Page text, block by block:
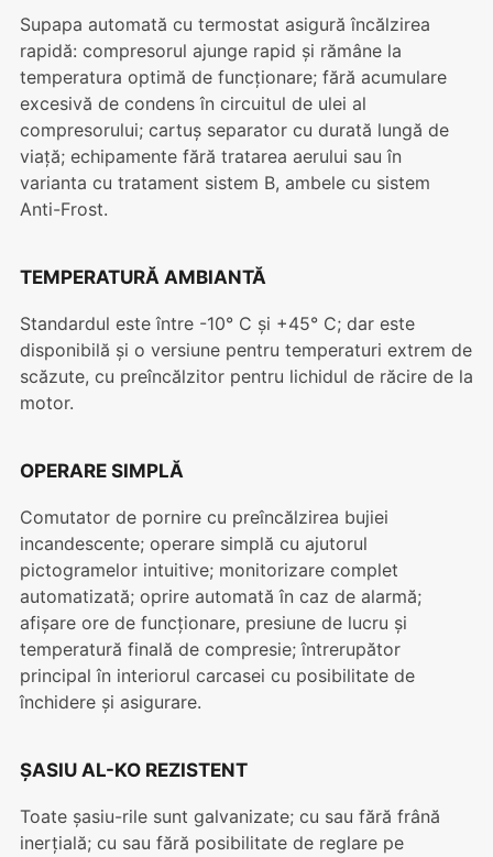
Supapa automată cu termostat asigură încălzirea
rapidă: compresorul ajunge rapid și rămâne la
temperatura optimă de funcționare; fără acumulare
excesivă de condens în circuitul de ulei al
compresorului; cartuș separator cu durată lungă de
viață; echipamente fără tratarea aerului sau în
varianta cu tratament sistem B, ambele cu sistem
Anti-Frost.
TEMPERATURĂ AMBIANTĂ
Standardul este între -10° C și +45° C; dar este
disponibilă și o versiune pentru temperaturi extrem de
scăzute, cu preîncălzitor pentru lichidul de răcire de la
motor.
OPERARE SIMPLĂ
Comutator de pornire cu preîncălzirea bujiei
incandescente; operare simplă cu ajutorul
pictogramelor intuitive; monitorizare complet
automatizată; oprire automată în caz de alarmă;
afișare ore de funcționare, presiune de lucru și
temperatură finală de compresie; întrerupător
principal în interiorul carcasei cu posibilitate de
închidere și asigurare.
ȘASIU AL-KO REZISTENT
Toate șasiu-rile sunt galvanizate; cu sau fără frână
inerțială; cu sau fără posibilitate de reglare pe